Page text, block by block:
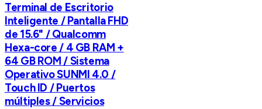
Terminal de Escritorio
Inteligente / Pantalla FHD
de 15.6" / Qualcomm
Hexa-core / 4 GB RAM +
64 GB ROM / Sistema
Operativo SUNMI 4.0 /
Touch ID / Puertos
múltiples / Servicios